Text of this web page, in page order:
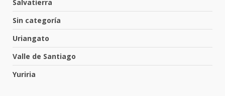
Salvatierra
Sin categoría
Uriangato
Valle de Santiago
Yuriria
1